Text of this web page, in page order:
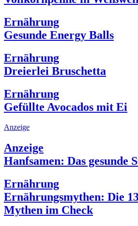
Ernährung
Gesunde Energy Balls
Ernährung
Dreierlei Bruschetta
Ernährung
Gefüllte Avocados mit Ei
Anzeige
Anzeige
Hanfsamen: Das gesunde
Ernährung
Ernährungsmythen: Die
Mythen im Check